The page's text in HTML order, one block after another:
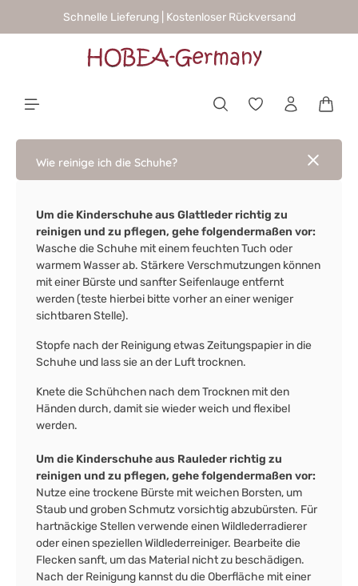
springenSchnelle Lieferung | Kostenloser Rückversand
Wie reinige ich die Schuhe?
Um die Kinderschuhe aus Glattleder richtig zu
reinigen und zu pflegen, gehe folgendermaßen vor:
Wasche die Schuhe mit einem feuchten Tuch oder
warmem Wasser ab. Stärkere Verschmutzungen können
mit einer Bürste und sanfter Seifenlauge entfernt
werden (teste hierbei bitte vorher an einer weniger
sichtbaren Stelle).
Stopfe nach der Reinigung etwas Zeitungspapier in die
Schuhe und lass sie an der Luft trocknen.
Knete die Schühchen nach dem Trocknen mit den
Händen durch, damit sie wieder weich und flexibel
werden.
Um die Kinderschuhe aus Rauleder richtig zu
reinigen und zu pflegen, gehe folgendermaßen vor:
Nutze eine trockene Bürste mit weichen Borsten, um
Staub und groben Schmutz vorsichtig abzubürsten. Für
hartnäckige Stellen verwende einen Wildlederradierer
oder einen speziellen Wildlederreiniger. Bearbeite die
Flecken sanft, um das Material nicht zu beschädigen.
Nach der Reinigung kannst du die Oberfläche mit einer